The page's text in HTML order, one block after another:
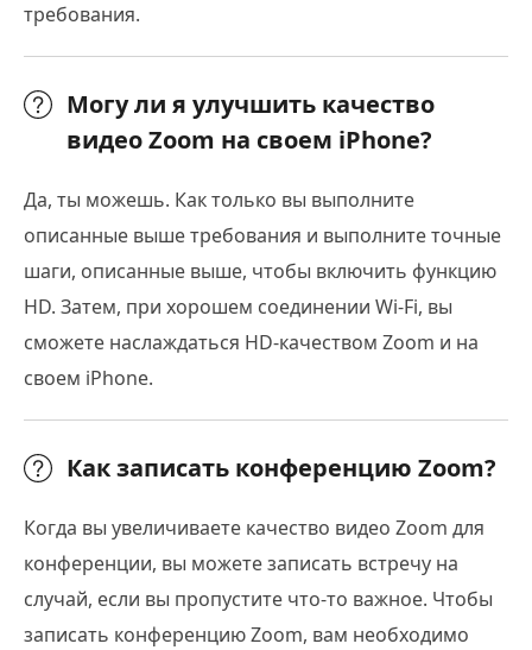
требования.
Могу ли я улучшить качество
видео Zoom на своем iPhone?
Да, ты можешь. Как только вы выполните
описанные выше требования и выполните точные
шаги, описанные выше, чтобы включить функцию
HD. Затем, при хорошем соединении Wi-Fi, вы
сможете наслаждаться HD-качеством Zoom и на
своем iPhone.
Как записать конференцию Zoom?
Когда вы увеличиваете качество видео Zoom для
конференции, вы можете записать встречу на
случай, если вы пропустите что-то важное. Чтобы
записать конференцию Zoom, вам необходимо